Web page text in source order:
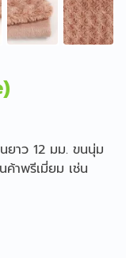
ยาว 12 มม. ขนนุ่ม
ค้าพรีเมี่ยม เช่น